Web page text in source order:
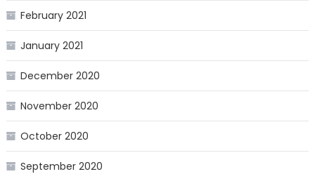
February 2021
January 2021
December 2020
November 2020
October 2020
September 2020